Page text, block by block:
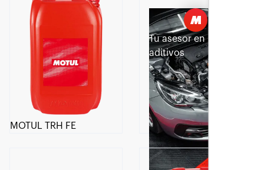
MOTUL TRH FE
Tu asesor en
aditivos